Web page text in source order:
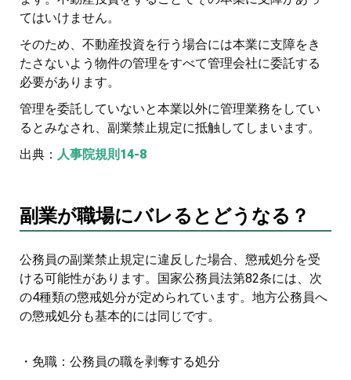
てはいけません。
そのため、不動産投資を行う場合には本業に支障をき
たさないよう物件の管理をすべて管理会社に委託する
必要があります。
管理を委託していないと本業以外に管理業務をしてい
るとみなされ、副業禁止規定に抵触してしまいます。
出典： 人事院規則14-8
副業が職場にバレるとどうなる？
公務員の副業禁止規定に違反した場合、懲戒処分を受
ける可能性があります。国家公務員法第82条には、次
の4種類の懲戒処分が定められています。地方公務員へ
の懲戒処分も基本的には同じです。
・免職：公務員の職を剥奪する処分